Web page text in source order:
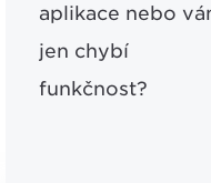
aplikace nebo
jen chybí
funkčnost?